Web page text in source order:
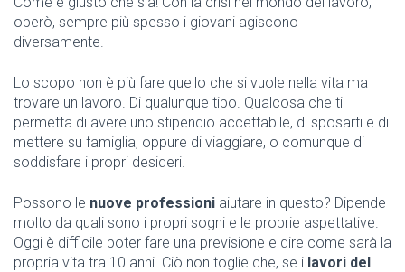
operò, sempre più spesso i giovani agiscono
diversamente.
Lo scopo non è più fare quello che si vuole nella vita ma
trovare un lavoro. Di qualunque tipo. Qualcosa che ti
permetta di avere uno stipendio accettabile, di sposarti e di
mettere su famiglia, oppure di viaggiare, o comunque di
soddisfare i propri desideri.
Possono le nuove professioni aiutare in questo? Dipende
molto da quali sono i propri sogni e le proprie aspettative.
Oggi è difficile poter fare una previsione e dire come sarà la
propria vita tra 10 anni. Ciò non toglie che, se i lavori del